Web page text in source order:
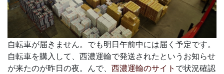
自転車が届きません。でも明日午前中には届く予定です。
自転車を購入して、西濃運輸で発送されたというお知らせ
が来たのが昨日の夜。んで、 西濃運輸のサイト で状況確認